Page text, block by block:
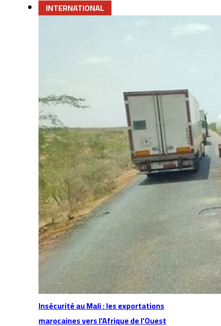
INTERNATIONAL
Insécurité au Mali : les exportations
marocaines vers l’Afrique de l’Ouest